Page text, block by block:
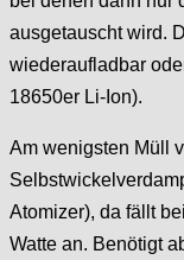
ausgetauscht wird.
wiederaufladbar
18650er Li-Ion).
Am wenigsten Müll
Atomizer), da fällt
Watte an. Benötigt